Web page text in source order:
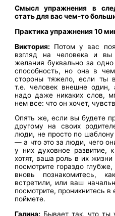
Смысл упражнения в
стать для вас чем-то
Практика упражнения 10
Виктория: Потом у вас
взгляд на человека и
желания буквально за
способность, но она в
стороны тяжело, если ты
т.е. человек внешне
надо даже никаких слов,
нем все: что он хочет,
Опять же, если вы будете
другому на своих
люди, не просто по
— а что это за люди, чего
у них духовное развитие,
хотят, ваша роль в их
посмотрите гораздо
вновь познакомитесь,
встретили, или ваш
посмотрите, проникнитесь
поймете.
Галина: Бывает так, что